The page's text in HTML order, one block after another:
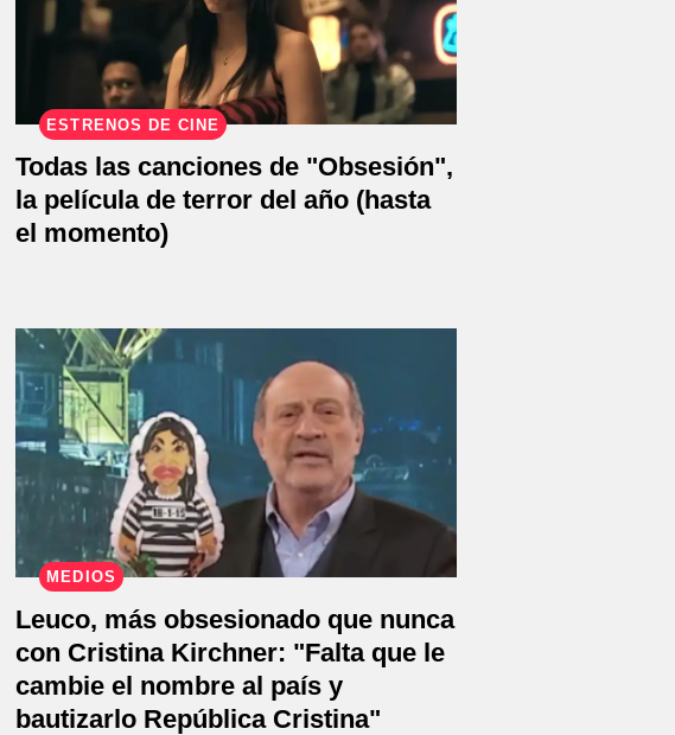
ESTRENOS DE CINE
Todas las canciones de "Obsesión",
la película de terror del año (hasta
el momento)
MEDIOS
Leuco, más obsesionado que nunca
con Cristina Kirchner: "Falta que le
cambie el nombre al país y
bautizarlo República Cristina"